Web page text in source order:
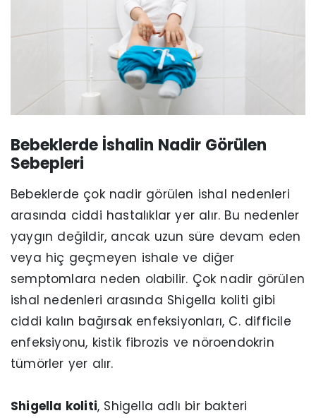
Bebeklerde İshalin Nadir Görülen
Sebepleri
Bebeklerde çok nadir görülen ishal nedenleri
arasında ciddi hastalıklar yer alır. Bu nedenler
yaygın değildir, ancak uzun süre devam eden
veya hiç geçmeyen ishale ve diğer
semptomlara neden olabilir. Çok nadir görülen
ishal nedenleri arasında Shigella koliti gibi
ciddi kalın bağırsak enfeksiyonları, C. difficile
enfeksiyonu, kistik fibrozis ve nöroendokrin
tümörler yer alır.
Shigella koliti, Shigella adlı bir bakteri